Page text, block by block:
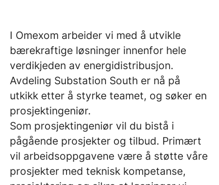
I Omexom arbeider vi med å utvikle
bærekraftige løsninger innenfor hele
verdikjeden av energidistribusjon.
Avdeling Substation South er nå på
utkikk etter å styrke teamet, og søker en
prosjektingeniør.
Som prosjektingeniør vil du bistå i
pågående prosjekter og tilbud. Primært
vil arbeidsoppgavene være å støtte våre
prosjekter med teknisk kompetanse,